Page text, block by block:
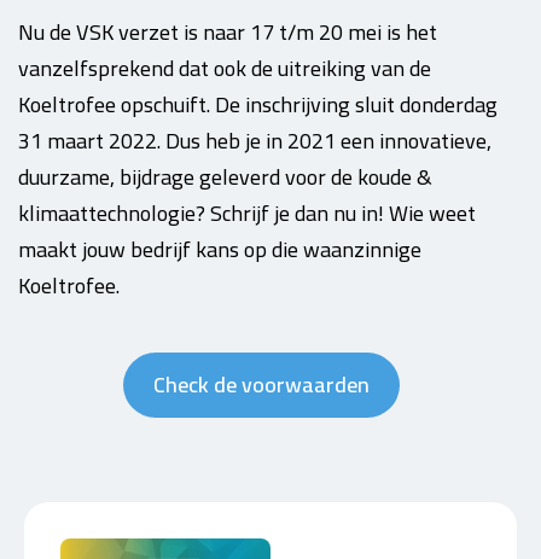
Nu de VSK verzet is naar 17 t/m 20 mei is het
vanzelfsprekend dat ook de uitreiking van de
Koeltrofee opschuift. De inschrijving sluit donderdag
31 maart 2022. Dus heb je in 2021 een innovatieve,
duurzame, bijdrage geleverd voor de koude &
klimaattechnologie? Schrijf je dan nu in! Wie weet
maakt jouw bedrijf kans op die waanzinnige
Koeltrofee.
Check de voorwaarden